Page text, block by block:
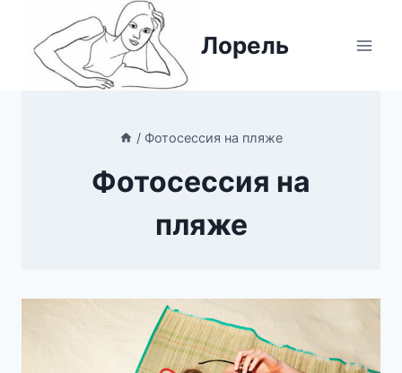
содержимому
Лорель
/ Фотосессия на пляже
Фотосессия на
пляже